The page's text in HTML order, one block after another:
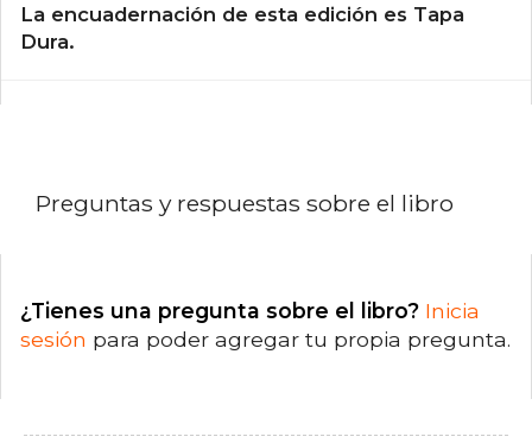
La encuadernación de esta edición es Tapa
Dura.
Preguntas y respuestas sobre el libro
¿Tienes una pregunta sobre el libro? Inicia
sesión para poder agregar tu propia pregunta.